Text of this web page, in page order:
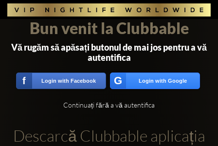
Bun venit la Clubbable
Vă rugăm să apăsați butonul de mai jos pentru a vă
autentifica
f Login with Facebook G Login with Google
Continuați fără a vă autentifica
Descarcă Clubbable aplicația